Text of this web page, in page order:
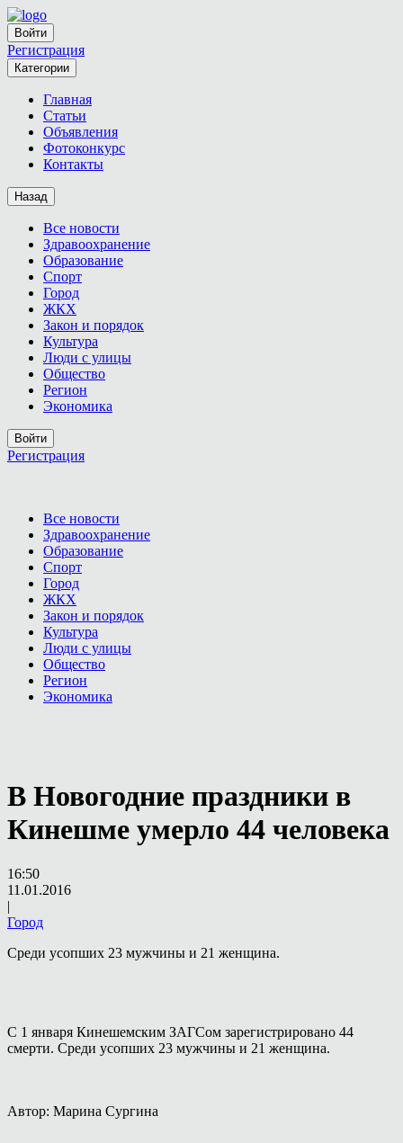
Войти
Регистрация
Категории
Главная
Статьи
Объявления
Фотоконкурс
Контакты
Назад
Все новости
Здравоохранение
Образование
Спорт
Город
ЖКХ
Закон и порядок
Культура
Люди с улицы
Общество
Регион
Экономика
Войти
Регистрация
Все новости
Здравоохранение
Образование
Спорт
Город
ЖКХ
Закон и порядок
Культура
Люди с улицы
Общество
Регион
Экономика
В Новогодние праздники в
Кинешме умерло 44 человека
16:50
11.01.2016
|
Город
Среди усопших 23 мужчины и 21 женщина.
С 1 января Кинешемским ЗАГСом зарегистрировано 44
смерти. Среди усопших 23 мужчины и 21 женщина.
Автор: Марина Сургина